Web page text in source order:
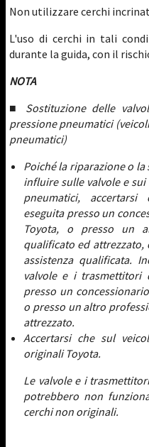
Non utilizzare cerchi
L'uso di cerchi in tali
durante la guida, con il
NOTA
■ Sostituzione delle
pressione pneumatici
pneumatici)
Poiché la riparazione o
influire sulle valvole e
pneumatici,
eseguita presso un
Toyota, o presso un
qualificato ed
assistenza qualificata.
valvole e i trasmettitori
presso un
o presso un altro
attrezzato.
Accertarsi che sul
originali Toyota.
Le valvole e i
potrebbero non
cerchi non originali.